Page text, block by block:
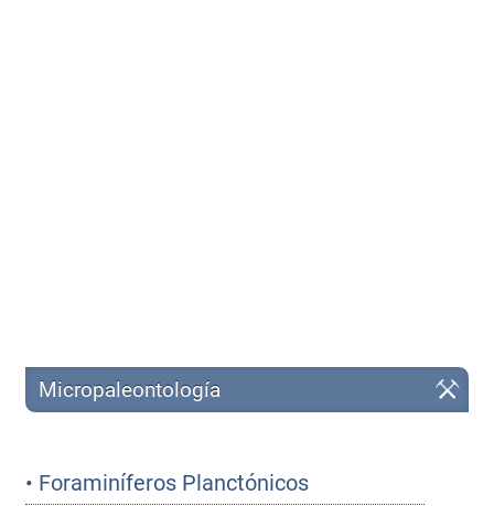
Micropaleontología
• Foraminíferos Planctónicos